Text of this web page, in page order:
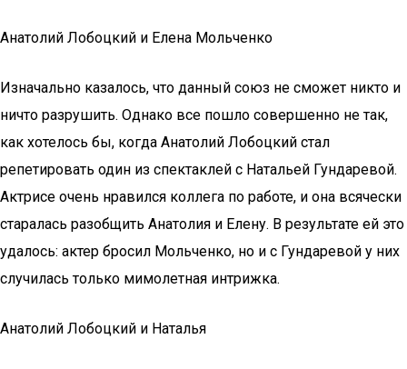
Анатолий Лобоцкий и Елена Мольченко
Изначально казалось, что данный союз не сможет никто и
ничто разрушить. Однако все пошло совершенно не так,
как хотелось бы, когда Анатолий Лобоцкий стал
репетировать один из спектаклей с Натальей Гундаревой.
Актрисе очень нравился коллега по работе, и она всячески
старалась разобщить Анатолия и Елену. В результате ей это
удалось: актер бросил Мольченко, но и с Гундаревой у них
случилась только мимолетная интрижка.
Анатолий Лобоцкий и Наталья